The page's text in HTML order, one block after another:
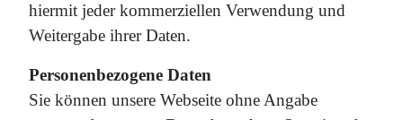
hiermit jeder kommerziellen Verwendung und
Weitergabe ihrer Daten.
Personenbezogene Daten
Sie können unsere Webseite ohne Angabe